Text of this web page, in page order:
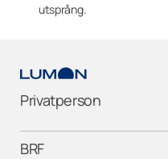
utsprång.
Privatperson
BRF